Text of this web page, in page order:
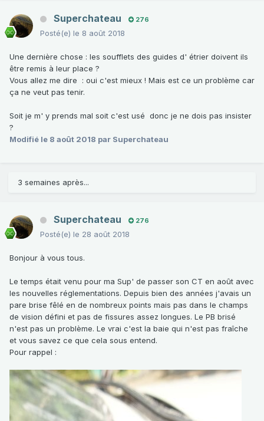
Superchateau 276
Posté(e) le 8 août 2018
Une dernière chose : les soufflets des guides d' étrier doivent ils
être remis à leur place ?
Vous allez me dire : oui c'est mieux ! Mais est ce un problème car
ça ne veut pas tenir.
Soit je m' y prends mal soit c'est usé donc je ne dois pas insister
?
Modifié le 8 août 2018 par Superchateau
3 semaines après...
Superchateau 276
Posté(e) le 28 août 2018
Bonjour à vous tous.
Le temps était venu pour ma Sup' de passer son CT en août avec
les nouvelles réglementations. Depuis bien des années j'avais un
pare brise fêlé en de nombreux points mais pas dans le champs
de vision défini et pas de fissures assez longues. Le PB brisé
n'est pas un problème. Le vrai c'est la baie qui n'est pas fraîche
et vous savez ce que cela sous entend.
Pour rappel :